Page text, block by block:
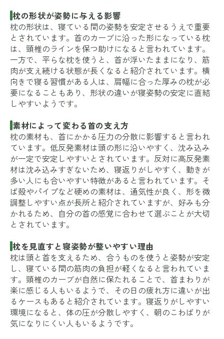
枕の形状が姿勢に与える影響
枕の形状は、寝ている間の姿勢を安定させるうえで重要
とされています。首のカーブに沿った形になっている枕
は、頸椎のラインを保つ助けになると言われています。
一方で、平らな枕を使うと、首が浮いたままになり、筋
肉が支え続ける状態が長くなると紹介されています。横
向きで寝る習慣がある人は、肩幅に合った厚みの枕が必
要になることもあり、形状の違いが寝姿勢の安定に直結
しやすいようです。
素材によって変わる首の支え方
枕の素材も、首にかかる圧力の分散に影響すると言われ
ています。低反発素材は頭の形に沿いやすく、沈み込み
が一定で安定しやすいとされています。反対に高反発素
材は沈み込みすぎないため、寝返りがしやすく、動きが
多い人にも合いやすい特徴があると言われています。そ
ば殻やパイプなど硬めの素材は、通気性が良く、形を微
調整しやすい点が長所と紹介されていますが、好みも分
かれるため、自分の首の感覚に合わせて選ぶことが大切
とされています。
枕を見直すと寝姿勢が整いやすい理由
枕は頭と首を支えるため、合うものを使うと姿勢が安定
し、寝ている間の筋肉の負担が軽くなると言われていま
す。頸椎のカーブが自然に保たれることで、首まわりが
楽に感じる人もいるようで、その日の疲れ方に違いが出
るケースもあると紹介されています。寝返りがしやすい
環境になると、体の圧が分散しやすく、朝のこわばりが
気になりにくい人もいるようです。